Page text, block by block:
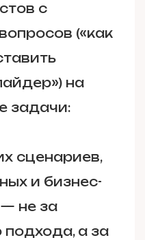
с
(«как
на
задачи:
сценариев,
и бизнес-
не за
подхода, а за